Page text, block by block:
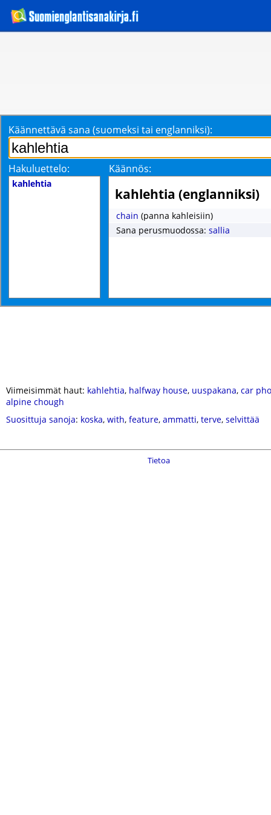
Käännettävä sana (suomeksi tai englanniksi):
Hakuluettelo: Käännös:
kahlehtia
kahlehtia (englanniksi)
chain (panna kahleisiin)
Sana perusmuodossa: sallia
Viimeisimmät haut: kahlehtia, halfway house, uuspakana, car
alpine chough
Suosittuja sanoja: koska, with, feature, ammatti, terve, selvittää
Tietoa